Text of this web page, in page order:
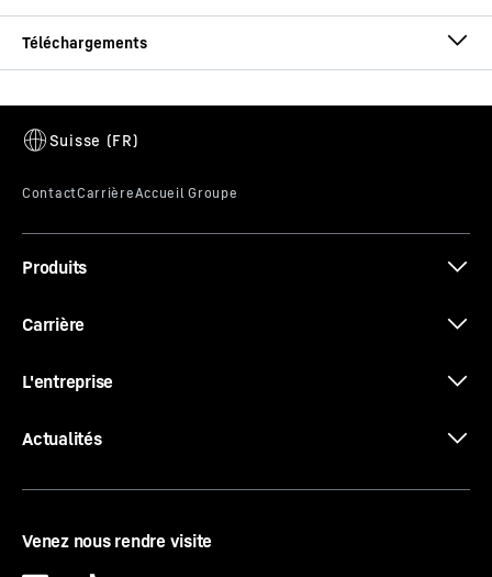
Produits
Carrière
L'entreprise
Actualités
Venez nous rendre visite